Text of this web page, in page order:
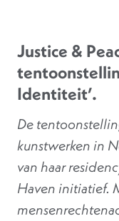
Justice &
Identiteit’.
De
kunstwerken in
van haar
Haven initiatief.